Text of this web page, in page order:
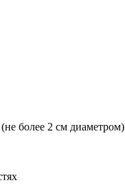
более 2 см диаметром)